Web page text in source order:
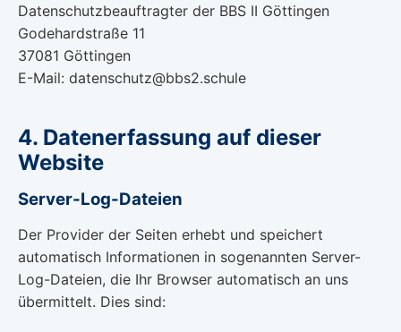
Datenschutzbeauftragter der BBS II Göttingen
Godehardstraße 11
37081 Göttingen
E-Mail: datenschutz@bbs2.schule
4. Datenerfassung auf dieser
Website
Server-Log-Dateien
Der Provider der Seiten erhebt und speichert
automatisch Informationen in sogenannten Server-
Log-Dateien, die Ihr Browser automatisch an uns
übermittelt. Dies sind: